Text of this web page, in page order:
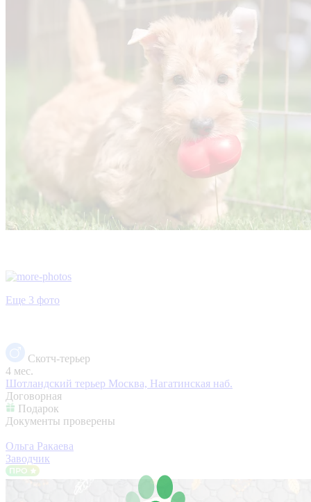
Еще 3 фото
Скотч-терьер
4 мес.
Шотландский терьер Москва, Нагатинская наб.
Договорная
Подарок
Документы проверены
Ольга Ракаева
Заводчик